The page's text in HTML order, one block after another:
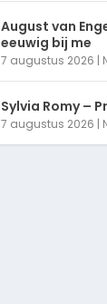
August van
eeuwig bij me
7 augustus 2026 |
Sylvia Romy –
7 augustus 2026 |